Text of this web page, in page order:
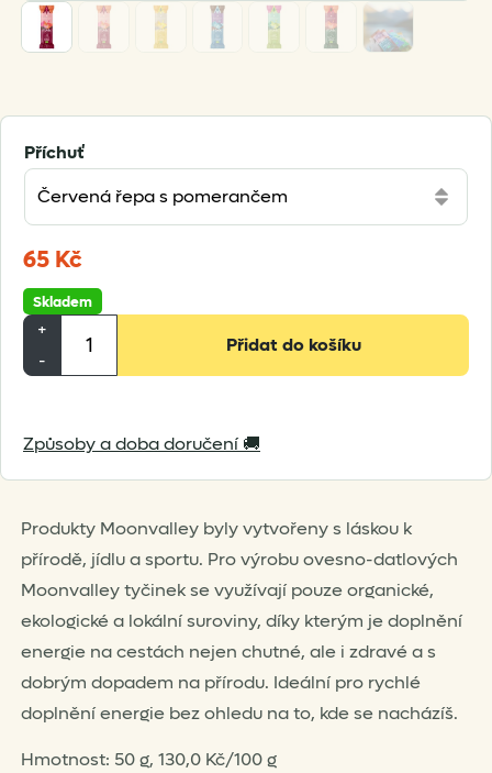
Produkty Moonvalley byly vytvořeny s láskou k
přírodě, jídlu a sportu. Pro výrobu ovesno-datlových
Moonvalley tyčinek se využívají pouze organické,
ekologické a lokální suroviny, díky kterým je doplnění
energie na cestách nejen chutné, ale i zdravé a s
dobrým dopadem na přírodu. Ideální pro rychlé
doplnění energie bez ohledu na to, kde se nacházíš.
Příchuť
65 Kč
Skladem
+
-
Oates
Bar
množství
Přidat do košíku
Způsoby a doba doručení 🚚
Hmotnost: 50 g, 130,0 Kč/100 g